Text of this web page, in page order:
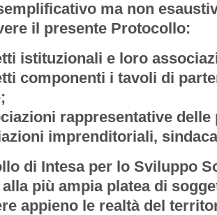
ma non
il presente Protocollo:
istituzionali e loro
componenti i tavoli di
rappresentative
imprenditoriali,
di Intesa per lo Sviluppo
più ampia platea di
appieno le realtà del